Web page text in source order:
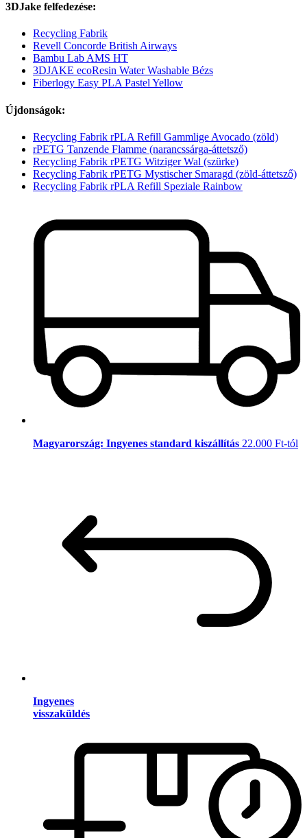
3DJake felfedezése:
Recycling Fabrik
Revell Concorde British Airways
Bambu Lab AMS HT
3DJAKE ecoResin Water Washable Bézs
Fiberlogy Easy PLA Pastel Yellow
Újdonságok:
Recycling Fabrik rPLA Refill Gammlige Avocado (zöld)
rPETG Tanzende Flamme (narancssárga-áttetsző)
Recycling Fabrik rPETG Witziger Wal (szürke)
Recycling Fabrik rPETG Mystischer Smaragd (zöld-áttetsző)
Recycling Fabrik rPLA Refill Speziale Rainbow
Magyarország: Ingyenes standard kiszállítás 22.000 Ft-tól
Ingyenes
visszaküldés